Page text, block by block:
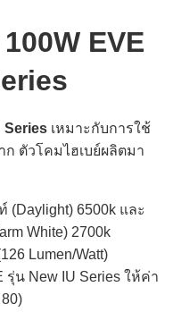
EVE
Series เหมาะกับการใช้
ตัวโคมไฮเบย์ผลิตมา
(Daylight) 6500k และ
White) 2700k
Lumen/Watt)
รุ่น New IU Series ให้ค่า